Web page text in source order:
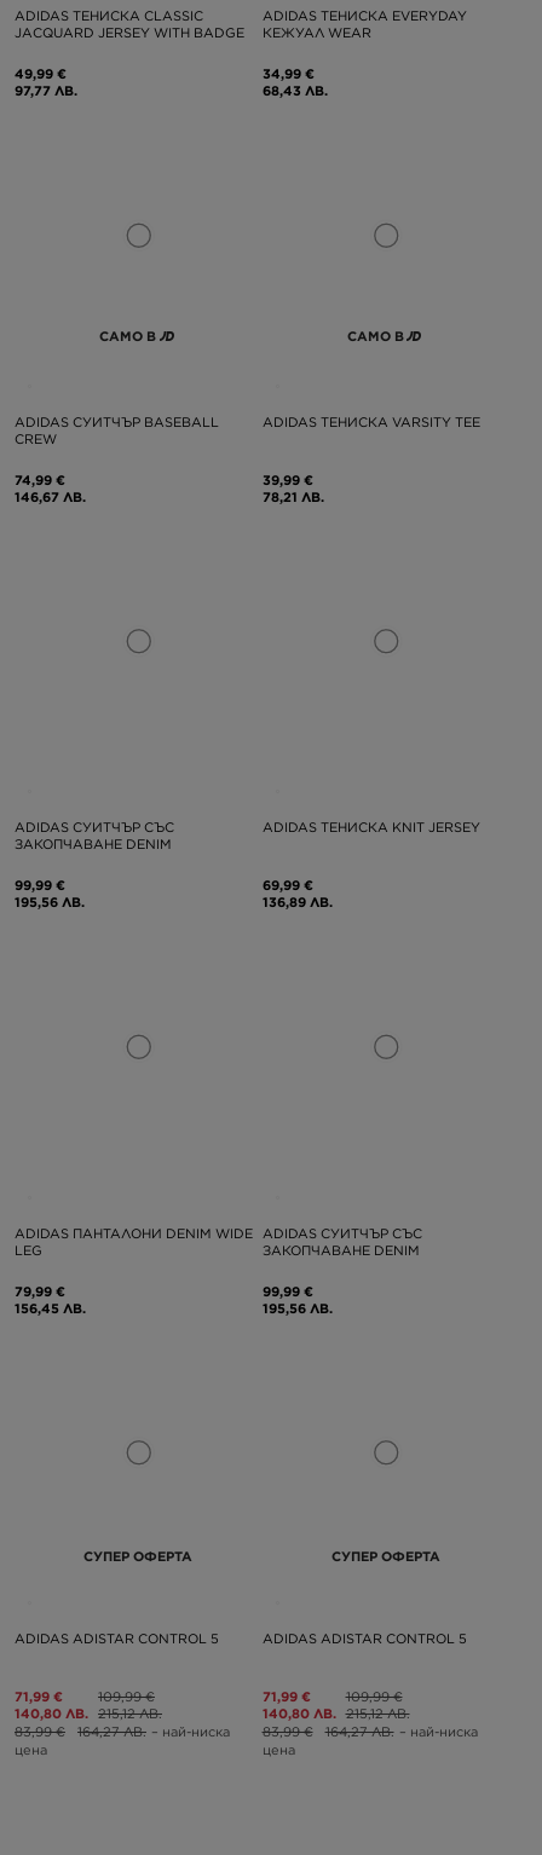
ADIDAS ТЕНИСКА CLASSIC
JACQUARD JERSEY WITH BADGE
49,99 €
97,77 ЛВ.
ADIDAS ТЕНИСКА EVERYDAY
КЕЖУАЛ WEAR
34,99 €
68,43 ЛВ.
САМО В
ADIDAS СУИТЧЪР BASEBALL
CREW
74,99 €
146,67 ЛВ.
САМО В
ADIDAS ТЕНИСКА VARSITY TEE
39,99 €
78,21 ЛВ.
ADIDAS СУИТЧЪР СЪС
ЗАКОПЧАВАНЕ DENIM
99,99 €
195,56 ЛВ.
ADIDAS ТЕНИСКА KNIT JERSEY
69,99 €
136,89 ЛВ.
ADIDAS ПАНТАЛОНИ DENIM WIDE
LEG
79,99 €
156,45 ЛВ.
ADIDAS СУИТЧЪР СЪС
ЗАКОПЧАВАНЕ DENIM
99,99 €
195,56 ЛВ.
СУПЕР ОФЕРТА
ADIDAS ADISTAR CONTROL 5
71,99 €
140,80 ЛВ.
109,99 €
215,12 ЛВ.
83,99 €
164,27 ЛВ. – най-ниска
цена
СУПЕР ОФЕРТА
ADIDAS ADISTAR CONTROL 5
71,99 €
140,80 ЛВ.
109,99 €
215,12 ЛВ.
83,99 €
164,27 ЛВ. – най-ниска
цена